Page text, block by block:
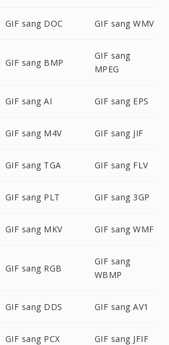
GIF sang DOC GIF sang WMV
GIF sang BMP
GIF sang
MPEG
GIF sang AI GIF sang EPS
GIF sang M4V GIF sang JIF
GIF sang TGA GIF sang FLV
GIF sang PLT GIF sang 3GP
GIF sang MKV GIF sang WMF
GIF sang RGB
GIF sang
WBMP
GIF sang DDS GIF sang AV1
GIF sang PCX GIF sang JFIF